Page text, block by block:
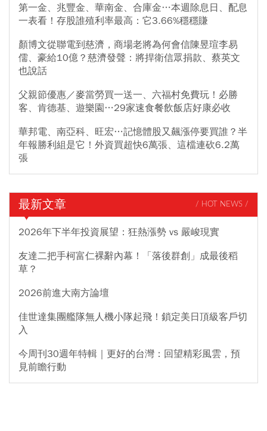
第一金、兆豐金、華南金、合庫金…本週除息日、配息
一表看！存股誰殖利率最高：它3.66%穩穩賺
顏博文從聯電到慈濟，商場老將為何會信陳昱瑄李易
儒、豪給10億？慈濟發聲：將捍衛信眾捐款、蔡英文
也說話
父親節優惠／麥當勞買一送一、六福村免費玩！必勝
客、肯德基、遊樂園…29家速食餐飲飯店好康必收
華邦電、南亞科、旺宏…記憶體股又飆漲停要買誰？半
年報勝利組是它！外資買超快6萬張、這檔連砍6.2萬
張
最新文章 / HOT NEWS /
2026年下半年投資展望：狂熱漲勢 vs 嚴峻現實
友達二把手柯富仁裸辭內幕！「落後群創」成最後稻
草？
2026前進大南方論壇
佳世達集團艦隊無人機小隊起飛！鎖定美日頂級客戶切
入
今周刊30週年特輯｜更好的台灣：回望精彩風雲，預
見前瞻行動